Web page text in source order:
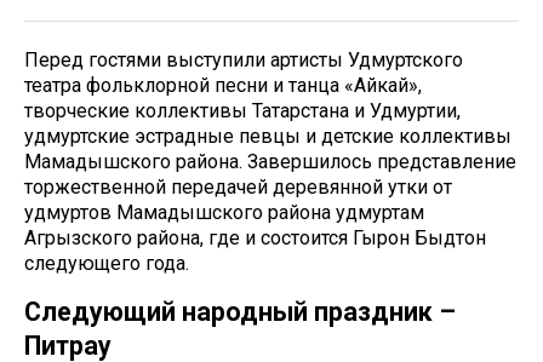
Перед гостями выступили артисты Удмуртского
театра фольклорной песни и танца «Айкай»,
творческие коллективы Татарстана и Удмуртии,
удмуртские эстрадные певцы и детские коллективы
Мамадышского района. Завершилось представление
торжественной передачей деревянной утки от
удмуртов Мамадышского района удмуртам
Агрызского района, где и состоится Гырон Быдтон
следующего года.
Следующий народный праздник –
Питрау